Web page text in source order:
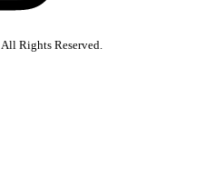
All Rights Reserved.